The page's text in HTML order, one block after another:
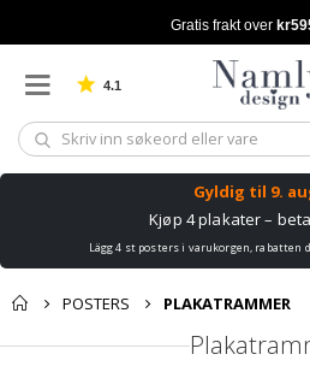
Gratis frakt over
4.1 Basert på 1029 stemmer
Gyldig til 9.
Kjøp 4 plakater –
Lägg 4 st posters i varukorgen,
POSTERS PLAKATRAMMER